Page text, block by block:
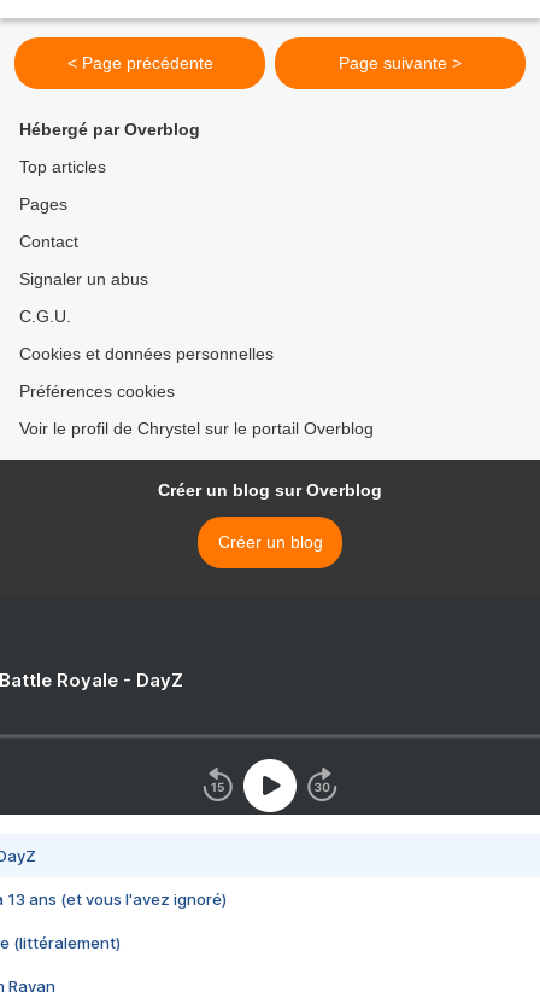
< Page précédente Page suivante >
Hébergé par Overblog
Top articles
Pages
Contact
Signaler un abus
C.G.U.
Cookies et données personnelles
Préférences cookies
Voir le profil de Chrystel sur le portail Overblog
Créer un blog sur Overblog
Créer un blog
Royale - DayZ
13 ans (et vous l'avez ignoré)
(littéralement)
Rayan